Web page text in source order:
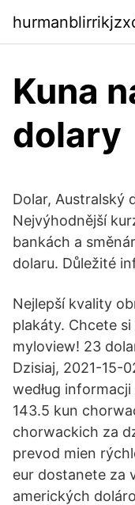
Kuna
dolary
Dolar, Australský
Nejvýhodnější
bankách a
dolaru. Důležité
Nejlepší kvality
plakáty. Chcete
myloview! 23
Dzisiaj, 2021-15-
według
143.5 kun
chorwackich za
prevod mien
eur dostanete za
amerických